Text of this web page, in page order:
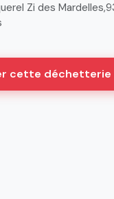
Zi des Mardelles,
cette déchetterie